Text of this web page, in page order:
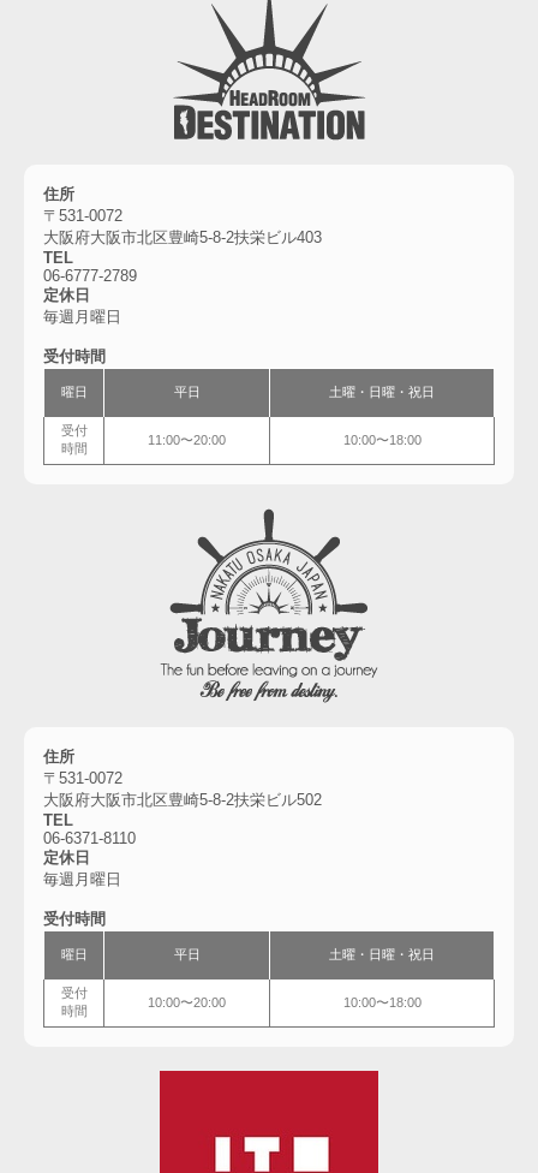
住所
〒531-0072
大阪府大阪市北区豊崎5-8-2扶栄ビル403
TEL
06-6777-2789
定休日
毎週月曜日
受付時間
曜日 平日 土曜・ 日曜・祝日
受付
時間
11:00〜20:00 10:00〜18:00
住所
〒531-0072
大阪府大阪市北区豊崎5-8-2扶栄ビル502
TEL
06-6371-8110
定休日
毎週月曜日
受付時間
曜日 平日 土曜・ 日曜・祝日
受付
時間
10:00〜20:00 10:00〜18:00